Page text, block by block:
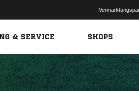
& SERVICE SHOPS